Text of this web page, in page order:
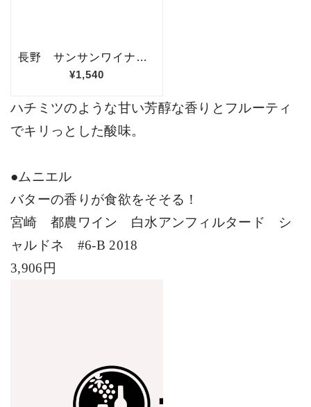
ハチミツのような甘い芳醇な香りとフルーティ
でキリっとした酸味。
●ムニエル
バターの香りが食欲をそそる！
宮崎 都農ワイン 白水アンフィルタード シ
ャルドネ #6-B 2018
3,906円